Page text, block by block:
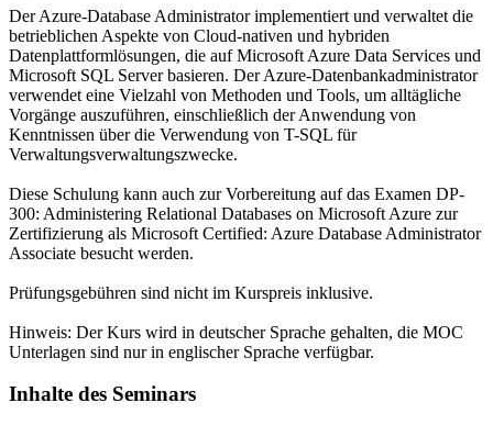
Der Azure-Database Administrator implementiert und verwaltet die
betrieblichen Aspekte von Cloud-nativen und hybriden
Datenplattformlösungen, die auf Microsoft Azure Data Services und
Microsoft SQL Server basieren. Der Azure-Datenbankadministrator
verwendet eine Vielzahl von Methoden und Tools, um alltägliche
Vorgänge auszuführen, einschließlich der Anwendung von
Kenntnissen über die Verwendung von T-SQL für
Verwaltungsverwaltungszwecke.
Diese Schulung kann auch zur Vorbereitung auf das Examen DP-
300: Administering Relational Databases on Microsoft Azure zur
Zertifizierung als Microsoft Certified: Azure Database Administrator
Associate besucht werden.
Prüfungsgebühren sind nicht im Kurspreis inklusive.
Hinweis: Der Kurs wird in deutscher Sprache gehalten, die MOC
Unterlagen sind nur in englischer Sprache verfügbar.
Inhalte des Seminars